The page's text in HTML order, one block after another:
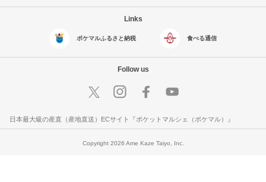
Links
ポケマルふるさと納税 食べる通信
Follow us
日本最大級の産直（産地直送）ECサイト『ポケットマルシェ（ポケマル）』
Copyright 2026 Ame Kaze Taiyo, Inc.